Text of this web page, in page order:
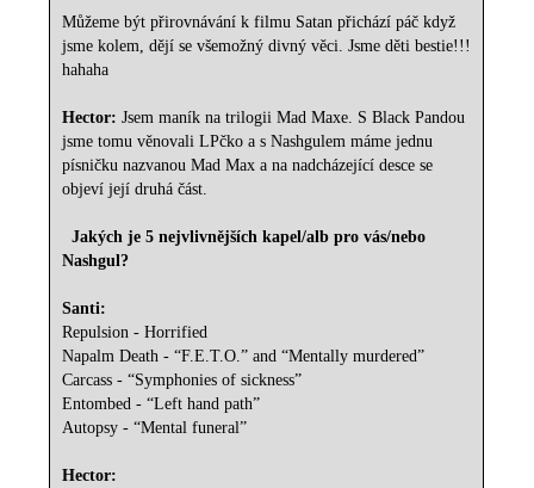
Můžeme být přirovnávání k filmu Satan přichází páč když
jsme kolem, dějí se všemožný divný věci. Jsme děti bestie!!!
hahaha
Hector:Jsem maník na trilogii Mad Maxe. S Black Pandou
jsme tomu věnovali LPčko a s Nashgulem máme jednu
písničku nazvanou Mad Max a na nadcházející desce se
objeví její druhá část.
Jakých je 5 nejvlivnějších kapel/alb pro vás/nebo
Nashgul?
Santi:
Repulsion - Horrified
Napalm Death - “F.E.T.O.” and “Mentally murdered”
Carcass - “Symphonies of sickness”
Entombed - “Left hand path”
Autopsy - “Mental funeral”
Hector: